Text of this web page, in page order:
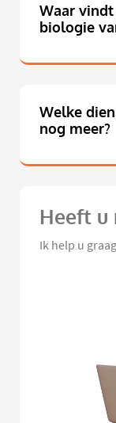
Waar
biologie
Welke
nog meer?
Heeft u
Ik help u